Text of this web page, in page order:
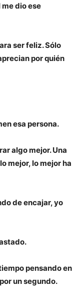
dio ese
ser feliz. Sólo
por quién
esa persona.
algo mejor. Una
mejor, lo mejor ha
de encajar, yo
pensando en
un segundo.